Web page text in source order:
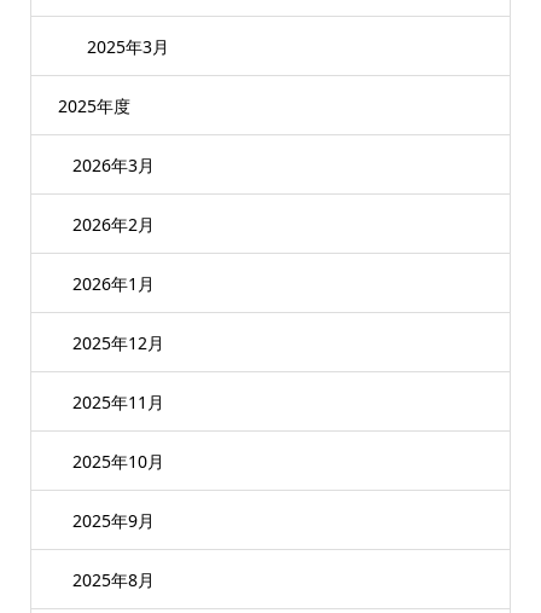
2025年3月
2025年度
2026年3月
2026年2月
2026年1月
2025年12月
2025年11月
2025年10月
2025年9月
2025年8月